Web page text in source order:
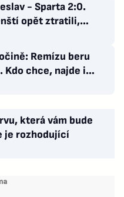
- Sparta 2:0.
opět ztratili,
v první půli
Remízu beru
Kdo chce, najde i
věcí
která vám bude
je rozhodující